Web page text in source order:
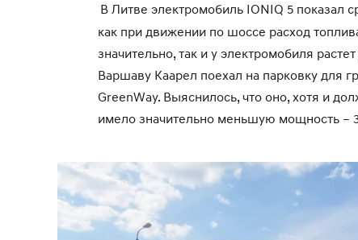
В Литве электромобиль IONIQ 5 показал
как при движении по шоссе расход
значительно, так и у электромобиля
Варшаву Каарел поехал на парковку для
GreenWay. Выяснилось, что оно, хотя и
имело значительно меньшую мощность –